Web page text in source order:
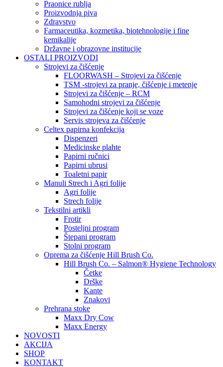
Praonice rublja
Proizvodnja piva
Zdravstvo
Farmaceutika, kozmetika, biotehnologije i fine
kemikalije
Državne i obrazovne institucije
OSTALI PROIZVODI
Strojevi za čišćenje
FLOORWASH – Strojevi za čišćenje
TSM -strojevi za pranje, čišćenje i metenje
Strojevi za čišćenje – RCM
Samohodni strojevi za čišćenje
Strojevi za čišćenje koji se voze
Servis strojeva za čišćenje
Celtex papirna konfekcija
Dispenzeri
Medicinske plahte
Papirni ručnici
Papirni ubrusi
Toaletni papir
Manuli Strech i Agri folije
Agri folije
Strech folije
Tekstilni artikli
Frotir
Posteljni program
Štepani program
Stolni program
Oprema za čišćenje Hill Brush Co.
Hill Brush Co. – Salmon® Hygiene Technology
Četke
Drške
Kante
Znakovi
Prehrana stoke
Maxx Dry Cow
Maxx Energy
NOVOSTI
AKCIJA
SHOP
KONTAKT